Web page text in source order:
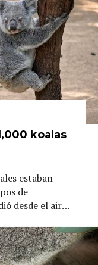
koalas
estaban
de
desde el aire